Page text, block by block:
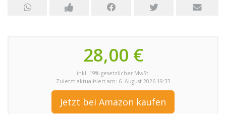
28,00 €
inkl. 19% gesetzlicher MwSt.
Zuletzt aktualisiert am: 6. August 2026 19:33
Jetzt bei Amazon kaufen